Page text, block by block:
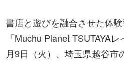
書店と遊びを融合させた体
「Muchu Planet TSUTAYA
月9日（火）、埼玉県越谷市